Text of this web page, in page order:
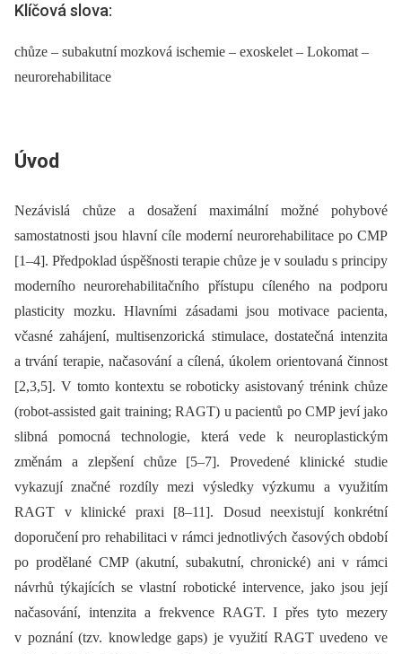
Klíčová slova:
chůze – subakutní mozková ischemie – exoskelet – Lokomat –
neurorehabilitace
Úvod
Nezávislá chůze a dosažení maximální možné pohybové
samostatnosti jsou hlavní cíle moderní neurorehabilitace po CMP
[1–4]. Předpoklad úspěšnosti terapie chůze je v souladu s principy
moderního neurorehabilitačního přístupu cíleného na podporu
plasticity mozku. Hlavními zásadami jsou motivace pacienta,
včasné zahájení, multisenzorická stimulace, dostatečná intenzita
a trvání terapie, načasování a cílená, úkolem orientovaná činnost
[2,3,5]. V tomto kontextu se roboticky asistovaný trénink chůze
(robot-assisted gait training; RAGT) u pacientů po CMP jeví jako
slibná pomocná technologie, která vede k neuroplastickým
změnám a zlepšení chůze [5–7]. Provedené klinické studie
vykazují značné rozdíly mezi výsledky výzkumu a využitím
RAGT v klinické praxi [8–11]. Dosud neexistují konkrétní
doporučení pro rehabilitaci v rámci jednotlivých časových období
po prodělané CMP (akutní, subakutní, chronické) ani v rámci
návrhů týkajících se vlastní robotické intervence, jako jsou její
načasování, intenzita a frekvence RAGT. I přes tyto mezery
v poznání (tzv. knowledge gaps) je využití RAGT uvedeno ve